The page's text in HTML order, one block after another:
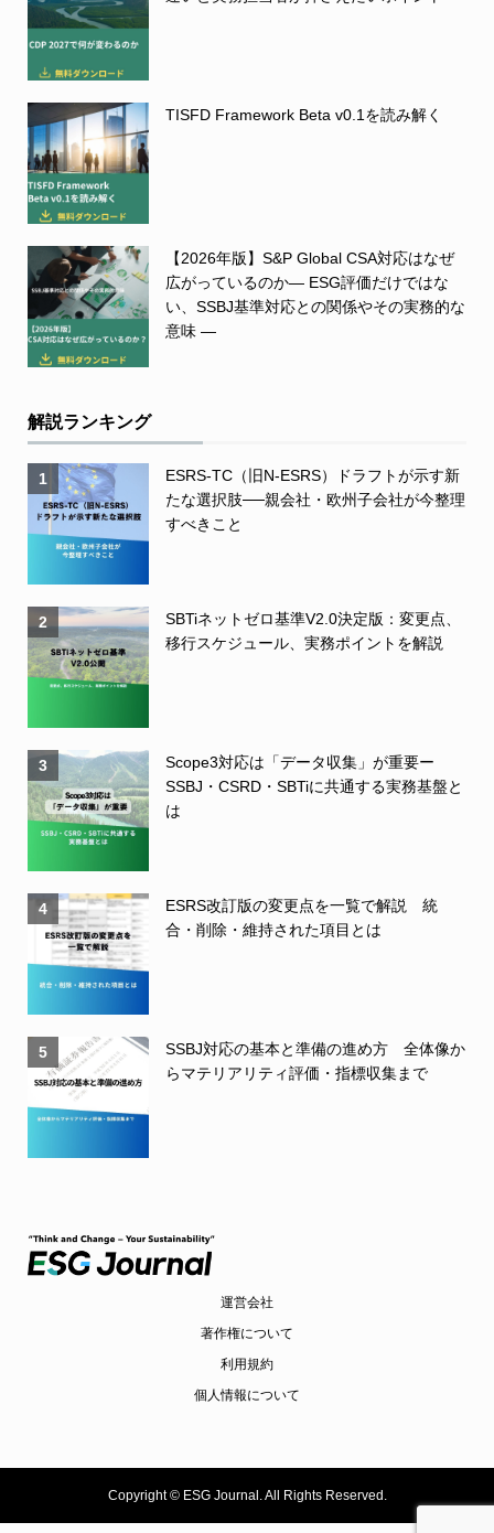
TISFD Framework Beta v0.1を読み解く
【2026年版】S&P Global CSA対応はなぜ
広がっているのか― ESG評価だけではな
い、SSBJ基準対応との関係やその実務的な
意味 ―
解説ランキング
1
ESRS-TC（旧N-ESRS）ドラフトが示す新
たな選択肢──親会社・欧州子会社が今整理
すべきこと
2
SBTiネットゼロ基準V2.0決定版：変更点、
移行スケジュール、実務ポイントを解説
3
Scope3対応は「データ収集」が重要ー
SSBJ・CSRD・SBTiに共通する実務基盤と
は
4
ESRS改訂版の変更点を一覧で解説 統
合・削除・維持された項目とは
5
SSBJ対応の基本と準備の進め方 全体像か
らマテリアリティ評価・指標収集まで
運営会社
著作権について
利用規約
個人情報について
Copyright ©ESG Journal. All Rights Reserved.